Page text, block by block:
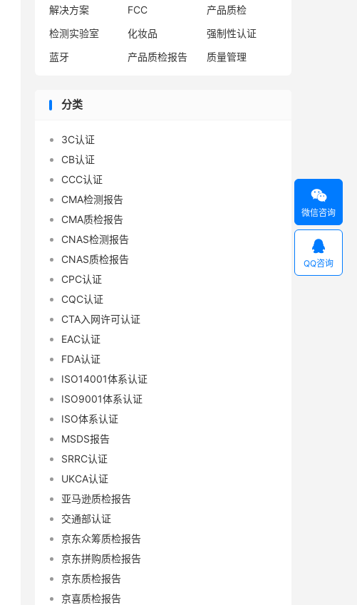
解决方案
FCC
产品质检
检测实验室
化妆品
强制性认证
蓝牙
产品质检报告 质量管理
分类
3C认证
CB认证
CCC认证
CMA检测报告
CMA质检报告
CNAS检测报告
CNAS质检报告
CPC认证
CQC认证
CTA入网许可认证
EAC认证
FDA认证
ISO14001体系认证
ISO9001体系认证
ISO体系认证
MSDS报告
SRRC认证
UKCA认证
亚马逊质检报告
交通部认证
京东众筹质检报告
京东拼购质检报告
京东质检报告
京喜质检报告

微信咨询

QQ咨询